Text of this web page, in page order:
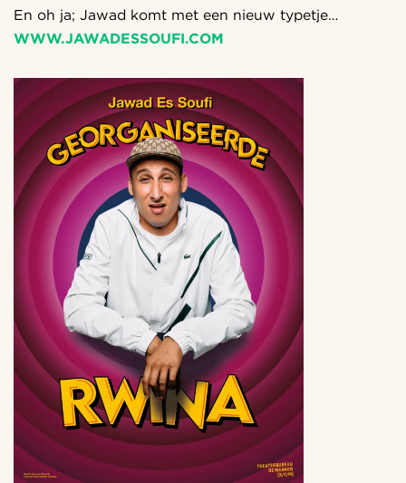
En oh ja; Jawad komt met een nieuw typetje…
WWW.JAWADESSOUFI.COM